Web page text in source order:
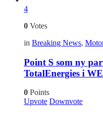
4
0 Votes
in Breaking News,
Point S som ny
TotalEnergies i
0 Points
Upvote Downvote